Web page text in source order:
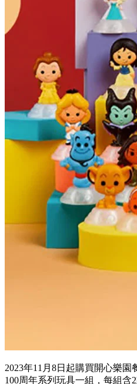
2023年11月8日起購買開心樂
100周年系列玩具一組，每組含2